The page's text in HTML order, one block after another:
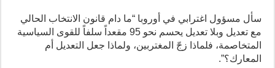
سأل مسؤول اغترابي في أوروبا “ما دام قانون الانتخاب الحالي
مع تعديل وبلا تعديل يحسم نحو 95 مقعداً سلفاً للقوى السياسية
المتخاصمة، فلماذا زجّ المغتربين، ولماذا جعل التعديل أم
المعارك؟”.